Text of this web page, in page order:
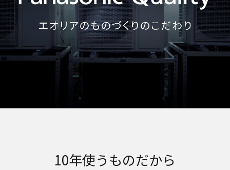
10年使うものだから